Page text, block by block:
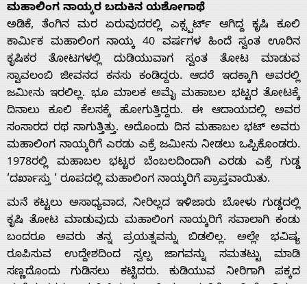
Home
About
Us
Advertise
ಮಹಾಲಿಂಗ ನಾಯ್ಕರ ಬದುಕಿನ ಯಶೋಗಾಥೆ
ಅಡಿಕೆ, ತೆಂಗಿನ ಮರ ಏರುವುದರಲ್ಲಿ ಎಕ್ಸ್ಪರ್ಟ್ ಆಗಿದ್ದ ಕೃಷಿ ಕೂಲಿ
ಕಾರ್ಮಿಕ ಮಹಾಲಿಂಗ ನಾಯ್ಕ 40 ವರ್ಷಗಳ ಹಿಂದೆ ಸ್ವಂತ ಊರಿನ
ಕೃಷಿಕರ ತೋಟಗಳಲ್ಲಿ ದುಡಿಯುವಾಗ ಸ್ವಂತ ತೋಟ ಮಾಡುವ
ಸ್ವಾವಲಂಬಿ ಜೀವನದ ಕನಸು ಕಂಡಿದ್ದರು. ಆದರೆ ಇದಕ್ಕಾಗಿ ಅವರಲ್ಲಿ
ಜಮೀನು ಇರಲಿಲ್ಲ. ಭೂ ಮಾಲಕ ಅಮೈ ಮಹಾಬಲ ಭಟ್ಟರ ತೋಟಕ್ಕೆ
ದಿನಾಲು ಕೂಲಿ ಕೆಲಸಕ್ಕೆ ಹೋಗುತ್ತಿದ್ದರು. ಈ ಆದಾಯದಲ್ಲಿ ಅವರ
ಸಂಸಾರದ ರಥ ಸಾಗುತ್ತಿತ್ತು. ಅದೊಂದು ದಿನ ಮಹಾಬಲ ಭಟ್ ಅವರು
ಮಹಾಲಿಂಗ ನಾಯ್ಕರಿಗೆ ಎರಡು ಎಕ್ರೆ ಜಮೀನು ನೀಡಲು ಒಪ್ಪಿಕೊಂಡರು.
1978ರಲ್ಲಿ ಮಹಾಬಲ ಭಟ್ಟರ ಬೆಂಬಲದಿಂದಾಗಿ ಎರಡು ಎಕ್ರೆ ಗುಡ್ಡ
‘ದರ್ಖಾಸ್ತು ‘ ರೂಪದಲ್ಲಿ ಮಹಾಲಿಂಗ ನಾಯ್ಕರಿಗೆ ಪ್ರಾಪ್ತವಾಯಿತು.
ಮನೆ ಕಟ್ಟಲು ಅಸಾಧ್ಯವಾದ, ನೀರಿಲ್ಲದ ಇಳಿಜಾರು ಬೋಳು ಗುಡ್ಡದಲ್ಲಿ
ಕೃಷಿ ತೋಟ ಮಾಡುವುದು ಮಹಾಲಿಂಗ ನಾಯ್ಕರಿಗೆ ಸವಾಲಾಗಿ ಕಂಡು
ಬಂದರೂ ಅವರು ತನ್ನ ಪ್ರಯತ್ನವನ್ನು ಬಿಡಲಿಲ್ಲ. ಅಲ್ಲೇ ಭವಿಷ್ಯ
ರೂಪಿಸುವ ಉದ್ದೇಶದಿಂದ ಸ್ವಲ್ಪ ಜಾಗವನ್ನು ಸಮತಟ್ಟು ಮಾಡಿ
ಸಣ್ಣದೊಂದು ಗುಡಿಸಲು ಕಟ್ಟಿದರು. ಕುಡಿಯುವ ನೀರಿಗಾಗಿ ಪಕ್ಕದ